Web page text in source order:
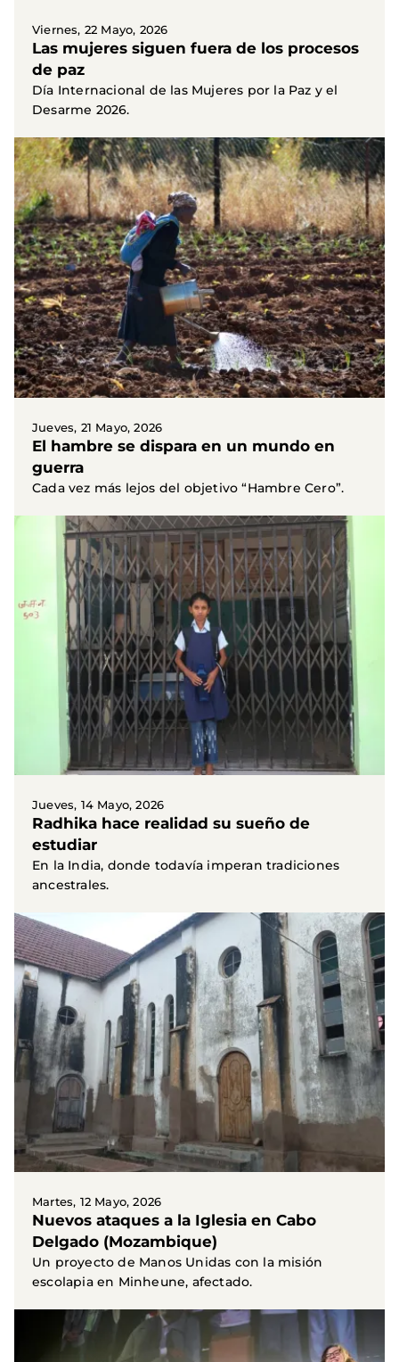
Viernes, 22 Mayo, 2026
Las mujeres siguen fuera de los procesos
de paz
Día Internacional de las Mujeres por la Paz y el
Desarme 2026.
Jueves, 21 Mayo, 2026
El hambre se dispara en un mundo en
guerra
Cada vez más lejos del objetivo “Hambre Cero”.
Jueves, 14 Mayo, 2026
Radhika hace realidad su sueño de
estudiar
En la India, donde todavía imperan tradiciones
ancestrales.
Martes, 12 Mayo, 2026
Nuevos ataques a la Iglesia en Cabo
Delgado (Mozambique)
Un proyecto de Manos Unidas con la misión
escolapia en Minheune, afectado.